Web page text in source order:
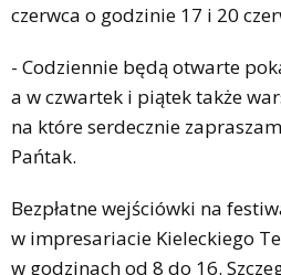
czerwca o godzinie 17 i 20
- Codziennie będą otwarte
a w czwartek i piątek także
na które serdecznie
Pańtak.
Bezpłatne wejściówki na
w impresariacie Kieleckiego
w godzinach od 8 do 16.